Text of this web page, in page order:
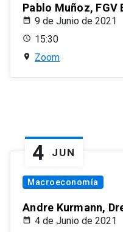
Pablo Muñoz, FGV
9 de Junio de 2021
15:30
Zoom
4 JUN
Macroeconomía
Andre Kurmann,
4 de Junio de 2021